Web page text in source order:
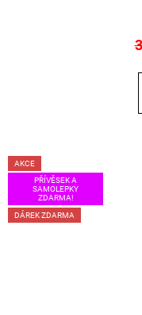
AKCE
PŘÍVĚSEK A
SAMOLEPKY
ZDARMA!
DÁREK ZDARMA